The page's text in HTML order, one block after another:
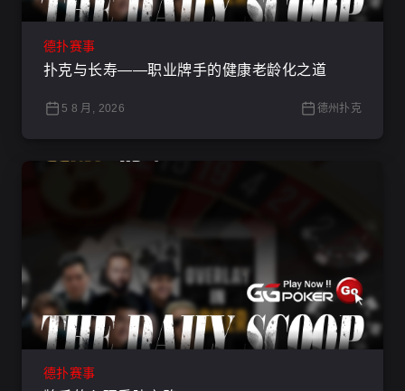
德扑赛事
扑克与长寿——职业牌手的健康老龄化之道
5 8 月, 2026 德州扑克
德扑赛事